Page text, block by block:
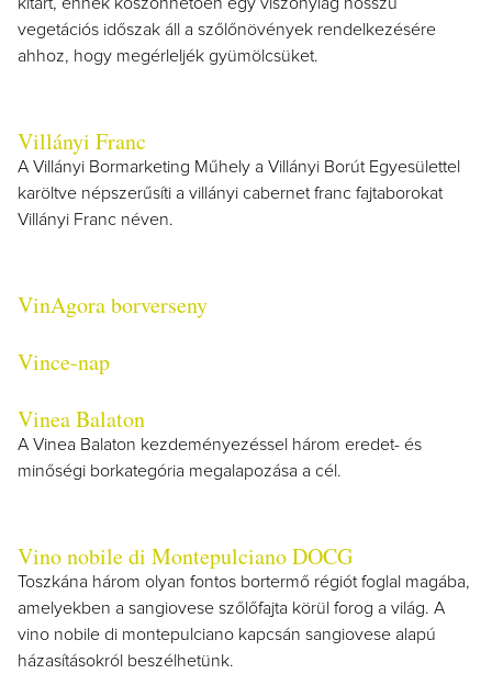
vegetációs időszak áll a szőlőnövények rendelkezésére
ahhoz, hogy megérleljék gyümölcsüket.
Villányi Franc
A Villányi Bormarketing Műhely a Villányi Borút Egyesülettel
karöltve népszerűsíti a villányi cabernet franc fajtaborokat
Villányi Franc néven.
VinAgora borverseny
Vince-nap
Vinea Balaton
A Vinea Balaton kezdeményezéssel három eredet- és
minőségi borkategória megalapozása a cél.
Vino nobile di Montepulciano DOCG
Toszkána három olyan fontos bortermő régiót foglal magába,
amelyekben a sangiovese szőlőfajta körül forog a világ. A
vino nobile di montepulciano kapcsán sangiovese alapú
házasításokról beszélhetünk.